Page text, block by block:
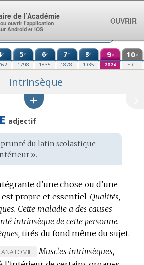
e 5e
1798
6e
1835
7e
1878
8e
1935
9e
2024
10e
E.C.
intrinsèque
adjectif
du latin scolastique
».
d’une chose ou d’une
propre et essentiel. Qualités,
Cette maladie a des causes
intrinsèque de cette personne.
tirés du fond même du sujet.
MARQUE
ANATOMIE.
Muscles intrinsèques,
de l’Académie
ouvrir l’application
Android et iOS
OUVRIR